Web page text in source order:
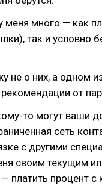
меня много — как
так и условно
не о них, а одном
от
то могут ваши
сеть
с другими
своим текущим
платить процент